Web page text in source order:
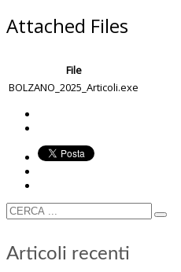
Attached Files
File
BOLZANO_2025_Articoli.exe
Articoli recenti